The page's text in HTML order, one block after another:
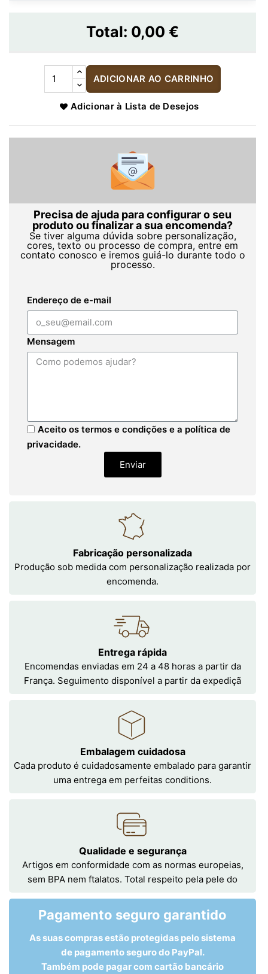
Total: 0,00 €
ADICIONAR AO CARRINHO
Adicionar à Lista de Desejos
Precisa de ajuda para configurar o seu
produto ou finalizar a sua encomenda?
Se tiver alguma dúvida sobre personalização,
cores, texto ou processo de compra, entre em
contato conosco e iremos guiá-lo durante todo o
processo.
Endereço de e-mail
Mensagem
Aceito os termos e condições e a política de
privacidade.
Enviar
Fabricação personalizada
Produção sob medida com personalização realizada por
encomenda.
Entrega rápida
Encomendas enviadas em 24 a 48 horas a partir da
França. Seguimento disponível a partir da expediçã
Embalagem cuidadosa
Cada produto é cuidadosamente embalado para garantir
uma entrega em perfeitas conditions.
Qualidade e segurança
Artigos em conformidade com as normas europeias,
sem BPA nem ftalatos. Total respeito pela pele do
Pagamento seguro garantido
As suas compras estão protegidas pelo sistema
de pagamento seguro do PayPal.
Também pode pagar com cartão bancário